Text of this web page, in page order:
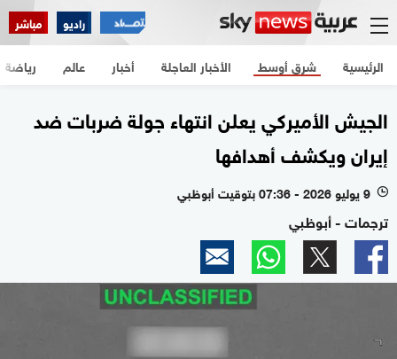
راديو مباشر
الرئيسية الأخبار العاجلة أخبار شرق أوسط عالم رياضة
الجيش الأميركي يعلن انتهاء جولة ضربات ضد
إيران ويكشف أهدافها
l 9 يوليو 2026 - 07:36 بتوقيت أبوظبي
ترجمات - أبوظبي